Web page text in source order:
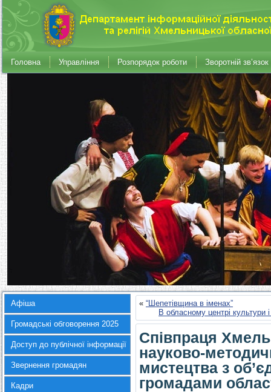
Головна Управління Розпорядок роботи Зворотній зв’язок
Афіша
Громадські обговорення 2025
Доступ до публічної інформації
Звернення громадян
Кадри
« “Шепетівщина в іменах”
В обласному центрі культури
Співпраця
науково-
мистецтва з
громадами